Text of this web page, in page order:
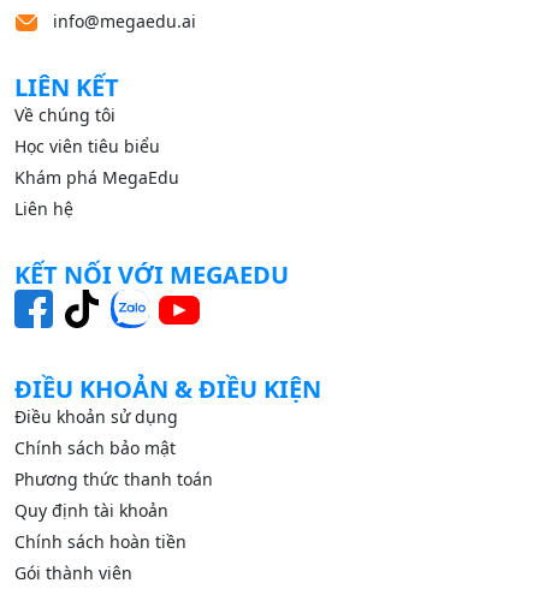
info@megaedu.ai
LIÊN KẾT
Về chúng tôi
Học viên tiêu biểu
Khám phá MegaEdu
Liên hệ
KẾT NỐI VỚI MEGAEDU
ĐIỀU KHOẢN & ĐIỀU KIỆN
Điều khoản sử dụng
Chính sách bảo mật
Phương thức thanh toán
Quy định tài khoản
Chính sách hoàn tiền
Gói thành viên